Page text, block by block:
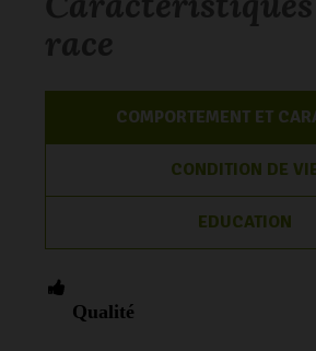
COMPORTEMENT ET
CONDITION DE
EDUCATION
Qualité